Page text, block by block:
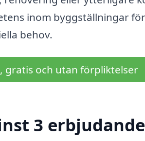
inom byggställningar
behov.
gratis och utan förpliktelser
3